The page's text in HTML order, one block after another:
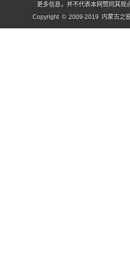
更多信息，并不代表本网赞同其观
Copyright © 2009-2019 内蒙古之